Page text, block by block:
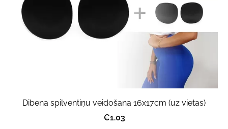
Dibena spilventiņu veidošana 16x17cm (uz vietas)
€1.03